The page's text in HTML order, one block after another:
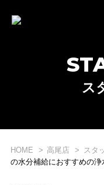
WHAT'S
ス
HOME 高尾店 スタ
の水分補給におすすめの